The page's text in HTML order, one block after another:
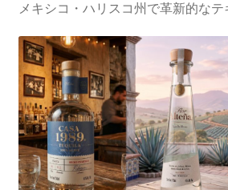
メキシコ・ハリスコ州で革新的な